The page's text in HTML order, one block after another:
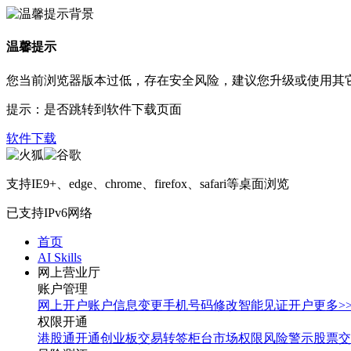
温馨提示
您当前浏览器版本过低，存在安全风险，建议您升级或使用其
提示：是否跳转到软件下载页面
软件下载
支持IE9+、edge、chrome、firefox、safari等桌面浏览
已支持IPv6网络
首页
AI Skills
网上营业厅
账户管理
网上开户账户信息变更手机号码修改智能见证开户更多
权限开通
港股通开通创业板交易转签柜台市场权限风险警示股票